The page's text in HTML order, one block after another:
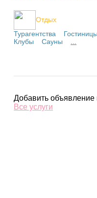
Отдых
Турагентства
Гостиницы
Клубы
Сауны
Добавить объявление
Все услуги